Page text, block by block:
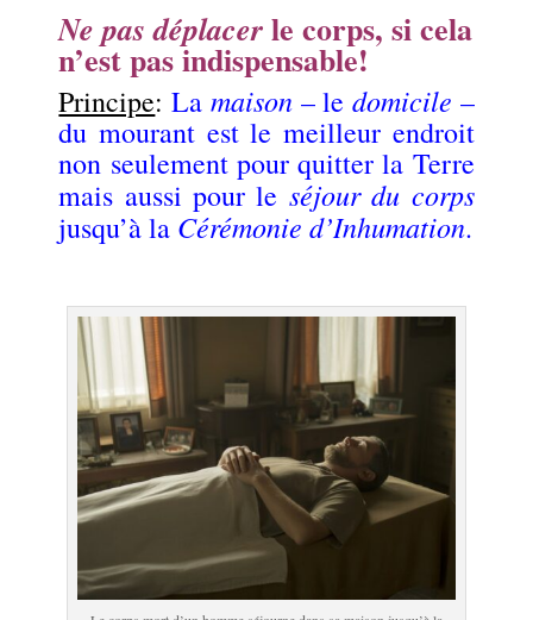
Ne pas déplacerle corps, si cela
n’est pas indispensable!
Principe: La maison– le domicile –
du mourant est le meilleur endroit
non seulement pour quitter la Terre
mais aussi pour le séjour du corps
jusqu’à la Cérémonie d’Inhumation.